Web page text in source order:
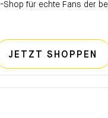
Shop für echte Fans der
JETZT SHOPPEN